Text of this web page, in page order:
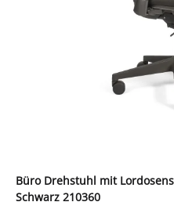
Büro Drehstuhl mit
Schwarz 210360